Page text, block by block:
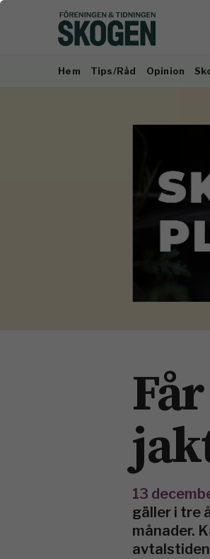
Hem Tips/Råd Opinion
13
gäller i tre
månader.